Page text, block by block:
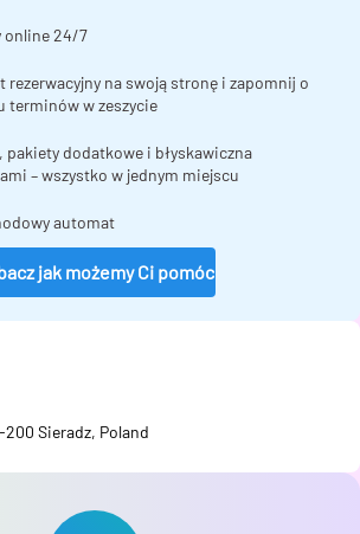
online 24/7
rezerwacyjny na swoją stronę i zapomnij o
terminów w zeszycie
pakiety dodatkowe i błyskawiczna
– wszystko w jednym miejscu
automat
jak możemy Ci pomóc
Sieradz, Poland